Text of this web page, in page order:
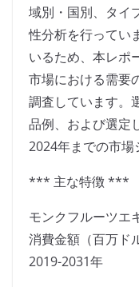
域別・国別、タイ
性分析を行ってい
いるため、本レポ
市場における需要
調査しています。
品例、および選定
2024年までの市場
*** 主な特徴 ***
モンクフルーツエ
消費金額（百万ド
2019-2031年